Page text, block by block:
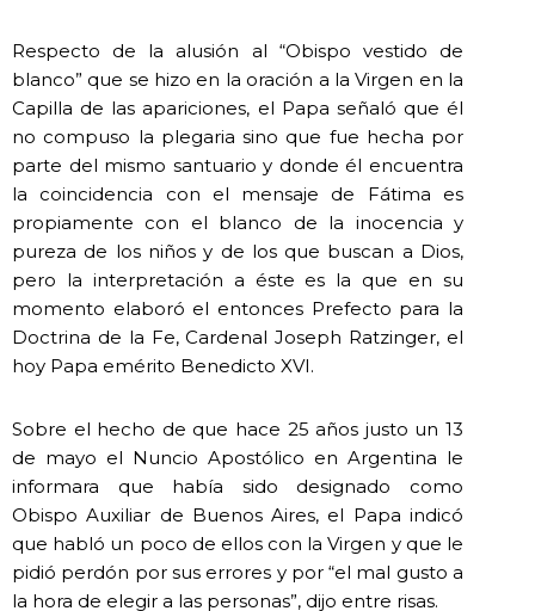
Respecto de la alusión al “Obispo vestido de
blanco” que se hizo en la oración a la Virgen en la
Capilla de las apariciones, el Papa señaló que él
no compuso la plegaria sino que fue hecha por
parte del mismo santuario y donde él encuentra
la coincidencia con el mensaje de Fátima es
propiamente con el blanco de la inocencia y
pureza de los niños y de los que buscan a Dios,
pero la interpretación a éste es la que en su
momento elaboró el entonces Prefecto para la
Doctrina de la Fe, Cardenal Joseph Ratzinger, el
hoy Papa emérito Benedicto XVI.
Sobre el hecho de que hace 25 años justo un 13
de mayo el Nuncio Apostólico en Argentina le
informara que había sido designado como
Obispo Auxiliar de Buenos Aires, el Papa indicó
que habló un poco de ellos con la Virgen y que le
pidió perdón por sus errores y por “el mal gusto a
la hora de elegir a las personas”, dijo entre risas.